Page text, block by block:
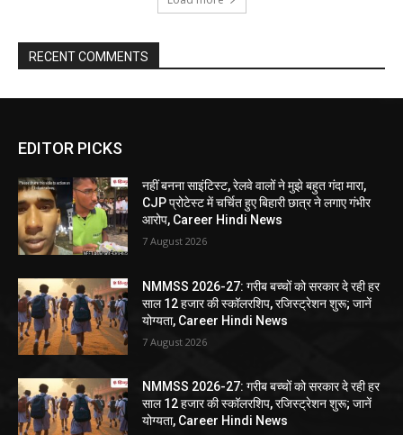
RECENT COMMENTS
EDITOR PICKS
नहीं बनना साइंटिस्ट, रेलवे वालों ने मुझे बहुत गंदा मारा,
CJP प्रोटेस्ट में चर्चित हुए बिहारी छात्र ने लगाए गंभीर
आरोप, Career Hindi News
7 August 2026
NMMSS 2026-27: गरीब बच्चों को सरकार दे रही हर
साल 12 हजार की स्कॉलरशिप, रजिस्ट्रेशन शुरू; जानें
योग्यता, Career Hindi News
7 August 2026
NMMSS 2026-27: गरीब बच्चों को सरकार दे रही हर
साल 12 हजार की स्कॉलरशिप, रजिस्ट्रेशन शुरू; जानें
योग्यता, Career Hindi News